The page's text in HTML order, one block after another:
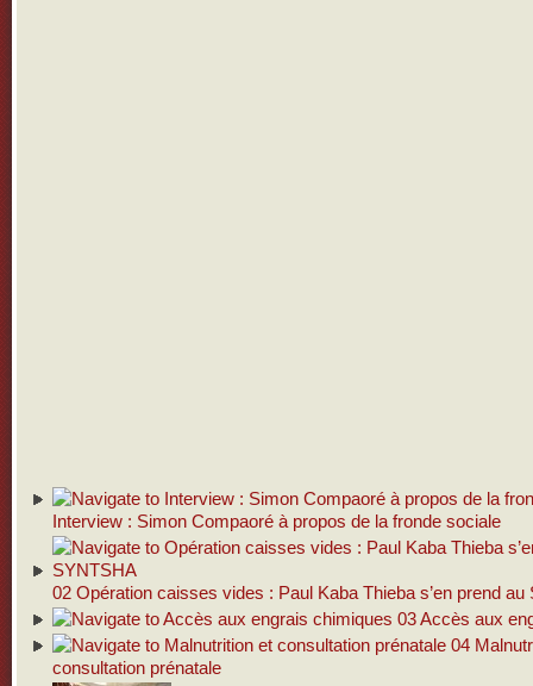
Interview : Simon Compaoré à propos de la fronde sociale
02 Opération caisses vides : Paul Kaba Thieba s’en prend au
03Accès aux
04
consultation prénatale